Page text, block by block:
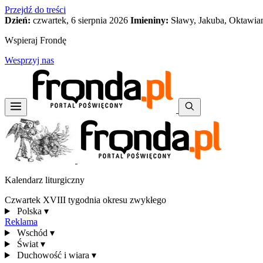
Przejdź do treści
Dzień: czwartek, 6 sierpnia 2026 Imieniny: Sławy, Jakuba,
Wspieraj Frondę
Wesprzyj nas
Kalendarz liturgiczny
Czwartek XVIII tygodnia okresu zwykłego
Polska ▾
Reklama
Wschód ▾
Świat ▾
Duchowość i wiara ▾